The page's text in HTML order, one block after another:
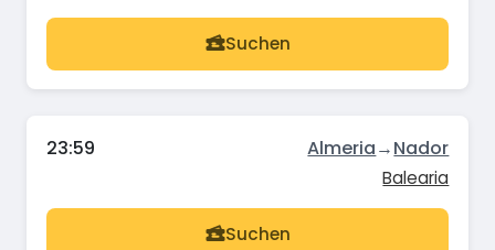
Suchen
23:59 Almeria→Nador
Balearia
Suchen